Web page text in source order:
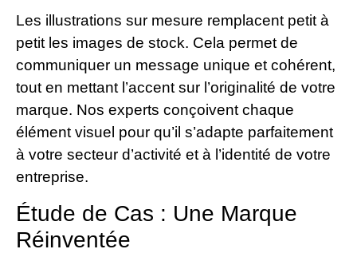
Les illustrations sur mesure remplacent petit à
petit les images de stock. Cela permet de
communiquer un message unique et cohérent,
tout en mettant l’accent sur l’originalité de votre
marque. Nos experts conçoivent chaque
élément visuel pour qu’il s’adapte parfaitement
à votre secteur d’activité et à l’identité de votre
entreprise.
Étude de Cas : Une Marque
Réinventée